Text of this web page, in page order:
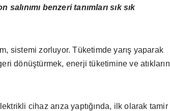
benzeri tanımları sık sık
sistemi zorluyor. Tüketimde yarış yaparak
dönüştürmek, enerji tüketimine ve atıkların
cihaz arıza yaptığında, ilk olarak tamir